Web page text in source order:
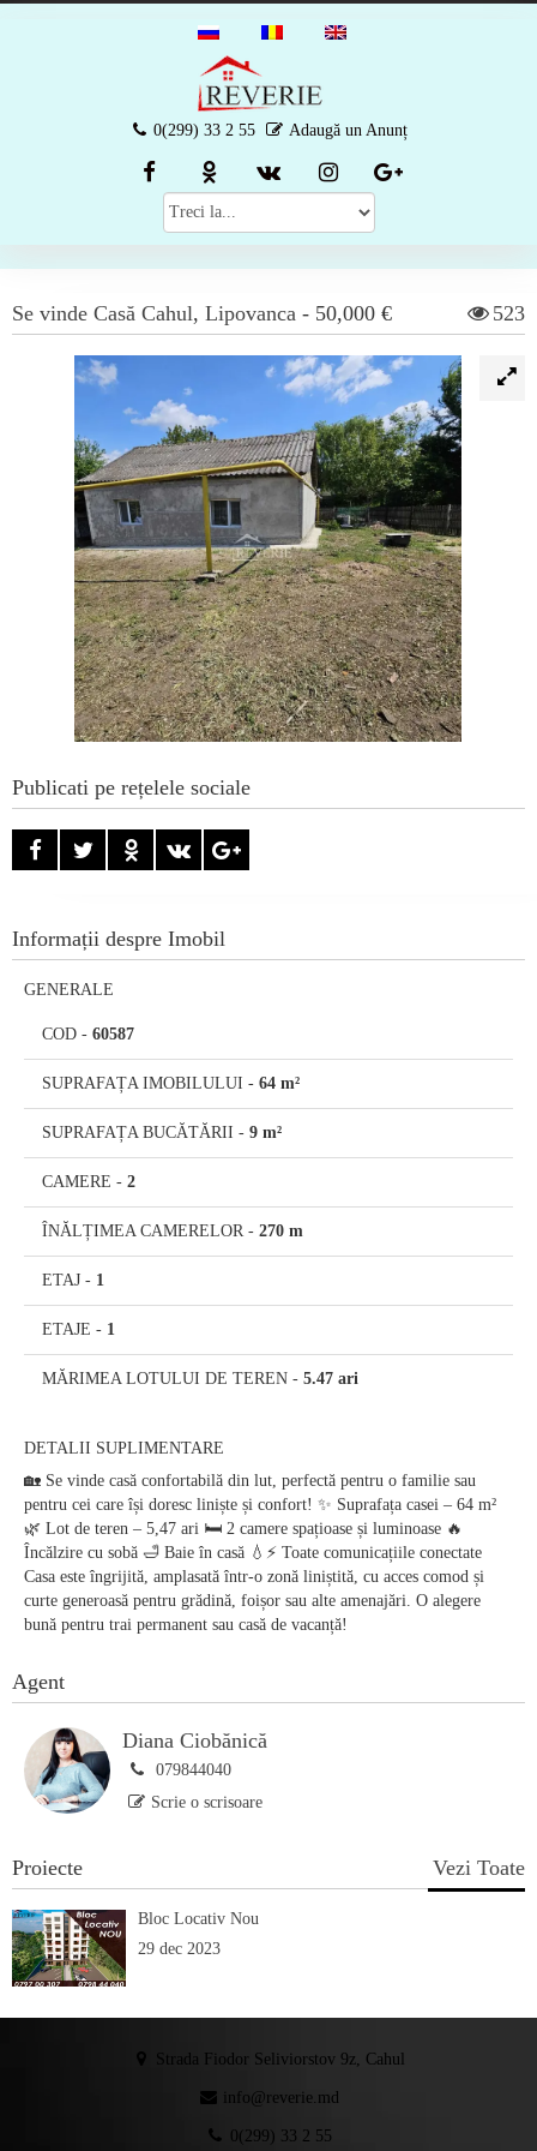
0(299) 33 2 55 Adaugă un Anunț
Se vinde Casă Cahul, Lipovanca - 50,000 € 523
Publicati pe rețelele sociale
Informații despre Imobil
GENERALE
COD - 60587
SUPRAFAȚA IMOBILULUI - 64 m²
SUPRAFAȚA BUCĂTĂRII - 9 m²
CAMERE - 2
ÎNĂLȚIMEA CAMERELOR - 270 m
ETAJ - 1
ETAJE - 1
MĂRIMEA LOTULUI DE TEREN - 5.47 ari
DETALII SUPLIMENTARE
🏡 Se vinde casă confortabilă din lut, perfectă pentru o familie sau
pentru cei care își doresc liniște și confort! ✨ Suprafața casei – 64 m²
🌿 Lot de teren – 5,47 ari 🛏️ 2 camere spațioase și luminoase 🔥
Încălzire cu sobă 🛁 Baie în casă 💧⚡ Toate comunicațiile conectate
Casa este îngrijită, amplasată într-o zonă liniștită, cu acces comod și
curte generoasă pentru grădină, foișor sau alte amenajări. O alegere
bună pentru trai permanent sau casă de vacanță!
Agent
Diana Ciobănică
079844040
Scrie o scrisoare
Proiecte Vezi Toate
Bloc Locativ Nou
29 dec 2023
Strada Fiodor Seliviorstov 9z, Cahul
info@reverie.md
0(299) 33 2 55